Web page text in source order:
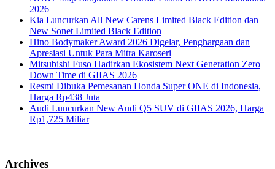
2026
Kia Luncurkan All New Carens Limited Black Edition dan
New Sonet Limited Black Edition
Hino Bodymaker Award 2026 Digelar, Penghargaan dan
Apresiasi Untuk Para Mitra Karoseri
Mitsubishi Fuso Hadirkan Ekosistem Next Generation Zero
Down Time di GIIAS 2026
Resmi Dibuka Pemesanan Honda Super ONE di Indonesia,
Harga Rp438 Juta
Audi Luncurkan New Audi Q5 SUV di GIIAS 2026, Harga
Rp1,725 Miliar
Archives